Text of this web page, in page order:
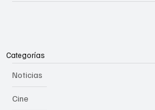
Categorías
Noticias
Cine